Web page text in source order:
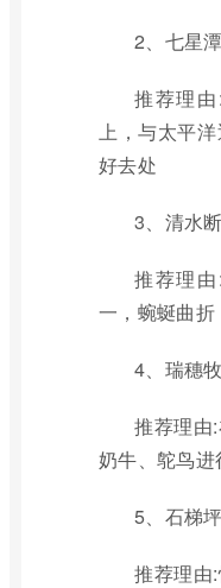
2、七星潭
推荐理
上，与太平
好去处
3、清水
推荐理
一，蜿蜒曲
4、瑞穗
推荐理由
奶牛、鸵鸟
5、石梯坪
推荐理由